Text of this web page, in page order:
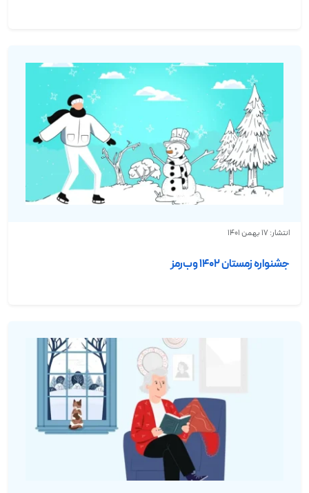
انتشار: 17 بهمن 1401
جشنواره زمستان ۱۴۰۲ وب‌رمز